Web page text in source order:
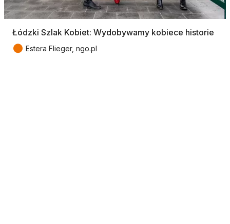
Łódzki Szlak Kobiet: Wydobywamy kobiece historie
● Estera Flieger, ngo.pl